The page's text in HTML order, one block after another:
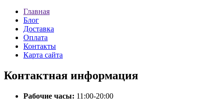
Главная
Блог
Доставка
Оплата
Контакты
Карта сайта
Контактная информация
Рабочие часы: 11:00-20:00